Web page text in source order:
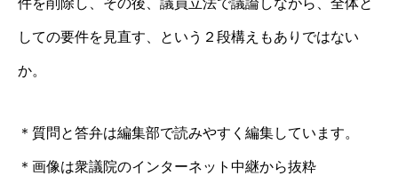
件を削除し、その後、議員立法で議論しながら、全体と
しての要件を見直す、という２段構えもありではない
か。
＊質問と答弁は編集部で読みやすく編集しています。
＊画像は衆議院のインターネット中継から抜粋